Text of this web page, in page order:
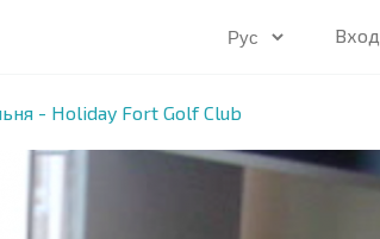
Вход
- Holiday Fort Golf Club